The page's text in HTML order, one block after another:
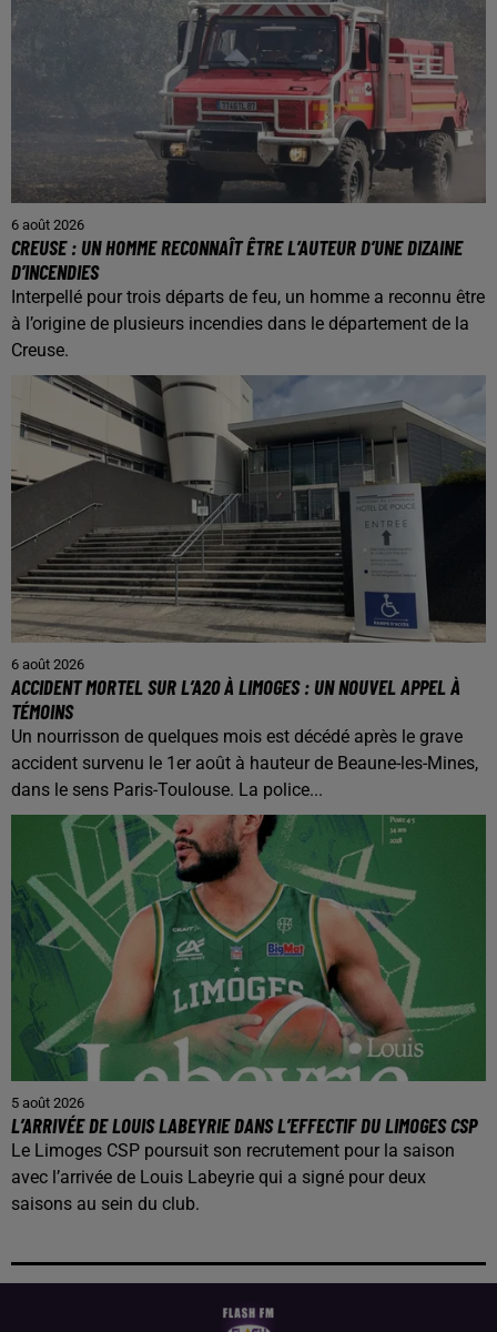
6 août 2026
CREUSE : UN HOMME RECONNAÎT ÊTRE L’AUTEUR D’UNE DIZAINE
D’INCENDIES
Interpellé pour trois départs de feu, un homme a reconnu être
à l’origine de plusieurs incendies dans le département de la
Creuse.
6 août 2026
ACCIDENT MORTEL SUR L’A20 À LIMOGES : UN NOUVEL APPEL À
TÉMOINS
Un nourrisson de quelques mois est décédé après le grave
accident survenu le 1er août à hauteur de Beaune-les-Mines,
dans le sens Paris-Toulouse. La police...
5 août 2026
L’ARRIVÉE DE LOUIS LABEYRIE DANS L’EFFECTIF DU LIMOGES CSP
Le Limoges CSP poursuit son recrutement pour la saison
avec l’arrivée de Louis Labeyrie qui a signé pour deux
saisons au sein du club.